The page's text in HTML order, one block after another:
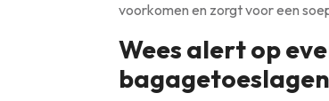
voorkomen en zorgt voor een
Wees alert op